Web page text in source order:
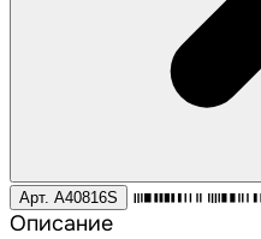
Арт. A40816S
Описание